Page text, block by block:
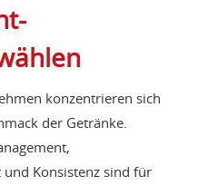
konzentrieren sich
der Getränke.
Konsistenz sind für